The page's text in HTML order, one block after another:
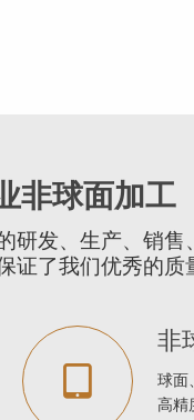
非球面加工
发、生产、销
了我们优秀的质
非
球面
高精